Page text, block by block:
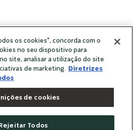
os cookies", concorda com o
no seu dispositivo para
site, analisar a utilização do site
de marketing. Diretrizes
de cookies
Todos